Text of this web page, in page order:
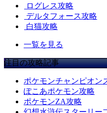
ログレス攻略
デルタフォース攻略
白猫攻略
一覧を見る
注目の攻略記事
ポケモンチャンピオン
ぽこあポケモン攻略
ポケモンZA攻略